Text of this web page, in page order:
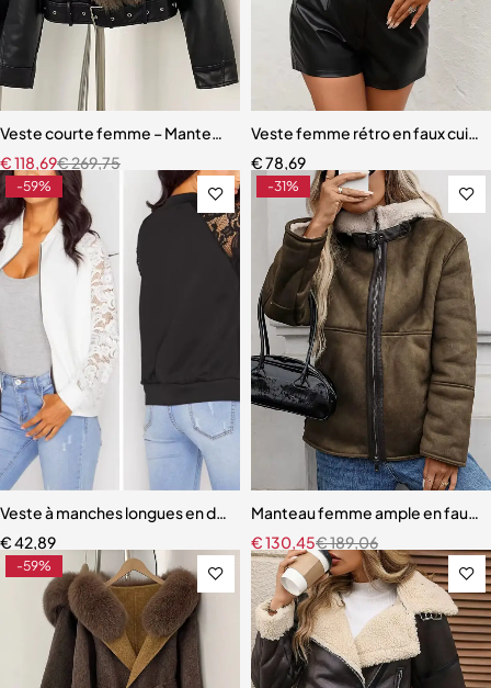
Veste courte femme – Manteau en PU avec fausse fourrure douce
€269,75
€118,69
Veste femme rétro en faux cuir
€78,69
-59%
Veste à manches longues en dentelle pour femmes
€42,89
-31%
Manteau femme ample en
€189,06
€130,45
-59%